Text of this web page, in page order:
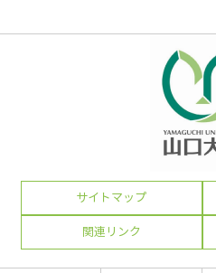
サイトマップ
関連リンク